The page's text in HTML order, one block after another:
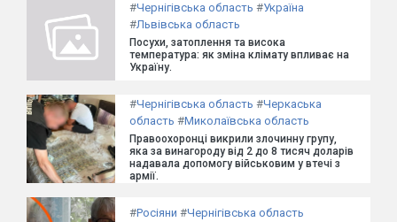
#Чернігівська область #Україна
#Львівська область
Посухи, затоплення та висока
температура: як зміна клімату впливає на
Україну.
#Чернігівська область #Черкаська
область #Миколаївська область
Правоохоронці викрили злочинну групу,
яка за винагороду від 2 до 8 тисяч доларів
надавала допомогу військовим у втечі з
армії.
#Росіяни #Чернігівська область